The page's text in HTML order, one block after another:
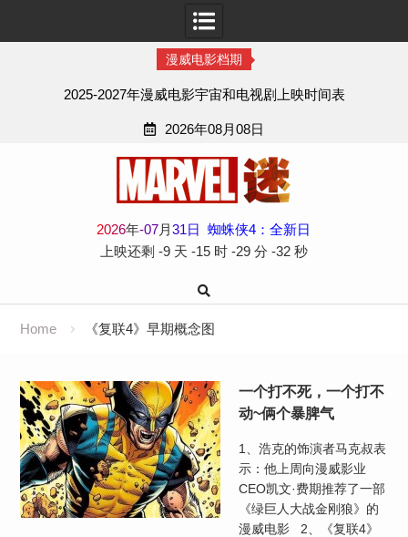
漫威电影档期
2025-2027年漫威电影宇宙和电视剧上映时间表
2026年08月08日
2026年-07月31日
蜘蛛侠4：全新日
上映还剩 -9 天 -15 时 -29 分 -32 秒
Home 《复联4》早期概念图
一个打不死，一个打不
动~俩个暴脾气
1、浩克的饰演者马克叔表
示：他上周向漫威影业
CEO凯文·费期推荐了一部
《绿巨人大战金刚狼》的
漫威电影 2、《复联4》